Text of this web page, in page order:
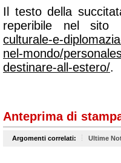
Il testo della
reperibile nel
culturale-e-
nel-mondo/
destinare-all-estero/.
Anteprima di
Argomenti correlati: Ultime